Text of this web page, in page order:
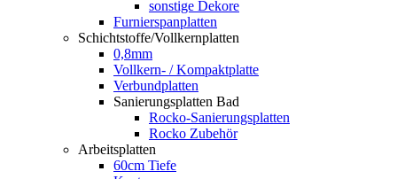
sonstige Dekore
Furnierspanplatten
Schichtstoffe/Vollkernplatten
0,8mm
Vollkern- / Kompaktplatte
Verbundplatten
Sanierungsplatten Bad
Rocko-Sanierungsplatten
Rocko Zubehör
Arbeitsplatten
60cm Tiefe